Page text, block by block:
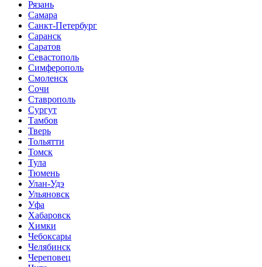
Рязань
Самара
Санкт-Петербург
Саранск
Саратов
Севастополь
Симферополь
Смоленск
Сочи
Ставрополь
Сургут
Тамбов
Тверь
Тольятти
Томск
Тула
Тюмень
Улан-Удэ
Ульяновск
Уфа
Хабаровск
Химки
Чебоксары
Челябинск
Череповец